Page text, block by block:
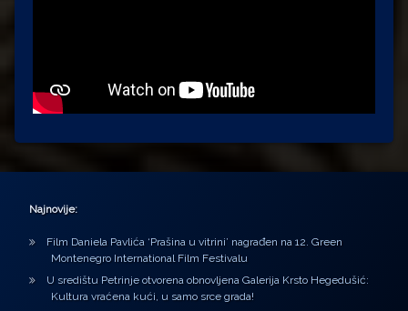
Najnovije:
Film Daniela Pavlića ‘Prašina u vitrini’ nagrađen na 12. Green
Montenegro International Film Festivalu
U središtu Petrinje otvorena obnovljena Galerija Krsto Hegedušić:
Kultura vraćena kući, u samo srce grada!